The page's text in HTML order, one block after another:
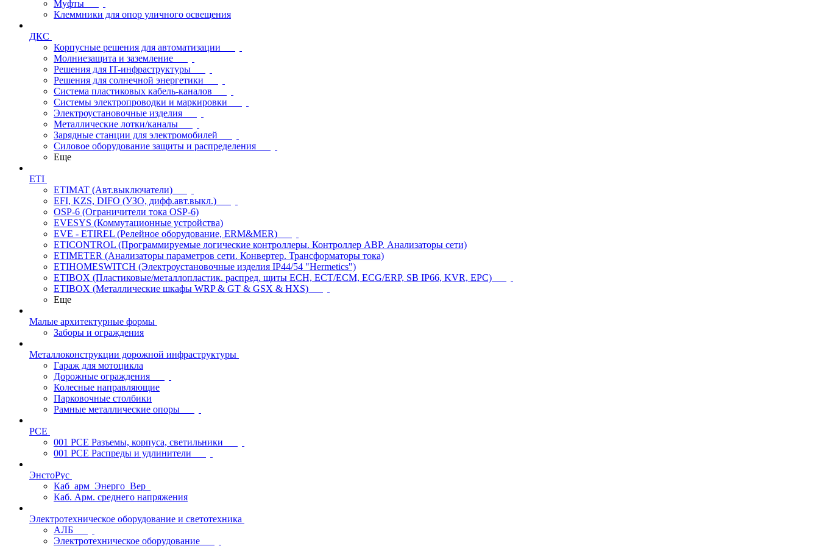
Муфты
Клеммники для опор уличного освещения
ДКС
Корпусные решения для автоматизации
Молниезащита и заземление
Решения для IT-инфраструктуры
Решения для солнечной энергетики
Система пластиковых кабель-каналов
Системы электропроводки и маркировки
Электроустановочные изделия
Металлические лотки/каналы
Зарядные станции для электромобилей
Силовое оборудование защиты и распределения
Еще
ETI
ETIMAT (Авт.выключатели)
EFI, KZS, DIFO (УЗО, дифф.авт.выкл.)
OSP-6 (Ограничители тока OSP-6)
EVESYS (Коммутационные устройства)
EVE - ETIREL (Релейное оборудование, ERM&MER)
ETICONTROL (Программируемые логические контроллеры. Контроллер АВР. Анализаторы сети)
ETIMETER (Анализаторы параметров сети. Конвертер. Трансформаторы тока)
ETIHOMESWITCH (Электроустановочные изделия IP44/54 "Hermetics")
ETIBOX (Пластиковые/металлопластик. распред. щиты ECH, ECT/ECM, ECG/ERP, SB IP66, KVR, EPC)
ETIBOX (Металлические шкафы WRP & GT & GSX & HXS)
Еще
Малые архитектурные формы
Заборы и ограждения
Металлоконструкции дорожной инфраструктуры
Гараж для мотоцикла
Дорожные ограждения
Колесные направляющие
Парковочные столбики
Рамные металлические опоры
PCE
001 PCE Разъемы, корпуса, светильники
001 PCE Распреды и удлинители
ЭнстоРус
Каб_арм_Энерго_Вер_
Каб. Арм. среднего напряжения
Электротехническое оборудование и светотехника
АЛБ
Электротехническое оборудование